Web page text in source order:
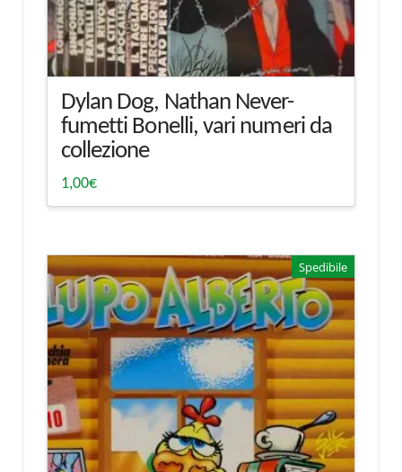
Dylan Dog, Nathan Never-
fumetti Bonelli, vari numeri da
collezione
1,00€
Spedibile